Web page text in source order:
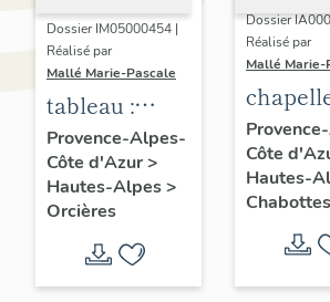
Dossier IM05000454 |
Réalisé par
Mallé Marie-Pascale
tableau :
Charité de
saint Martin
Provence-Alpes-
Côte d'Azur>
Hautes-Alpes>
Orcières
Dossier
Réalisé par
Mallé Marie-
Notre-
de la
Côte
Hautes-
Chabottes